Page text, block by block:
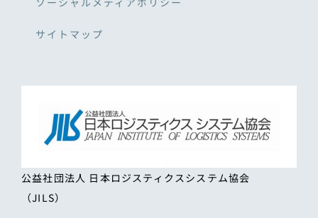
サイトマップ
公益社団法人 日本ロジスティクスシステム協会
（JILS）